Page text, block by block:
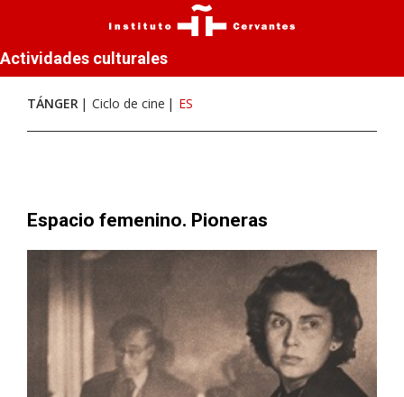
Actividades culturales
TÁNGER Ciclo de cine ES
Espacio femenino. Pioneras